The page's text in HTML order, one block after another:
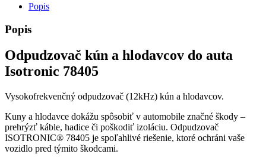
Popis
Popis
Odpudzovač kún a hlodavcov do auta
Isotronic 78405
Vysokofrekvenčný odpudzovač (12kHz) kún a hlodavcov.
Kuny a hlodavce dokážu spôsobiť v automobile značné škody –
prehrýzť káble, hadice či poškodiť izoláciu. Odpudzovač
ISOTRONIC® 78405 je spoľahlivé riešenie, ktoré ochráni vaše
vozidlo pred týmito škodcami.